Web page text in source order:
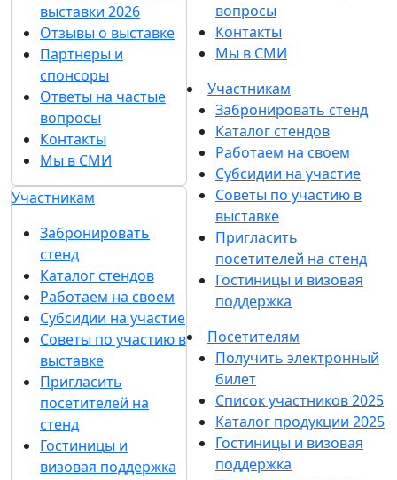
обработки персональных данных
Согласен на получение уведомлений
и рекламных сообщений
компании MVK
О выставке
Разделы выставки
2025
Интерактивные
зоны выставки
Фокусные разделы
выставки 2026
Отзывы о выставке
Партнеры и
спонсоры
Ответы на частые
вопросы
Контакты
Мы в СМИ
О выставке
Разделы выставки
Список участников 2025
Интерактивные зоны
выставки
Фокусные разделы
выставки 2026
Отзывы о выставке
Партнеры и спонсоры
Ответы на частые
Контакты
Мы в СМИ
Участникам
Забронировать стенд
Каталог стендов
Работаем на своем